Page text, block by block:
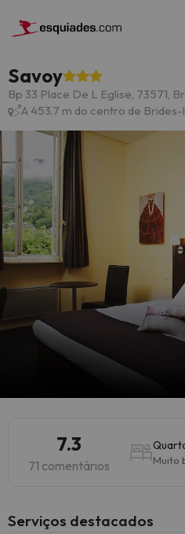
Savoy
Bp 33 Place De L Eglise, 73571,
A 453.7 m do centro de
7.3
71 comentários Muito
Serviços destacados